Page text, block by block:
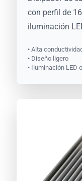
con perfil de
iluminación
• Alta
• Diseño ligero
• Iluminación LED